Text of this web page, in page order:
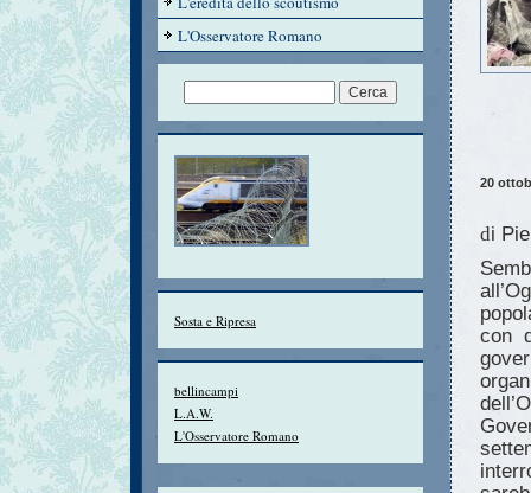
20
di
con
L'Osservatore Romano
Sosta e Ripresa
bellincampi
L.A.W.
L'Osservatore Romano